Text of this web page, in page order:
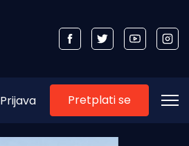
Prijava Pretplati se